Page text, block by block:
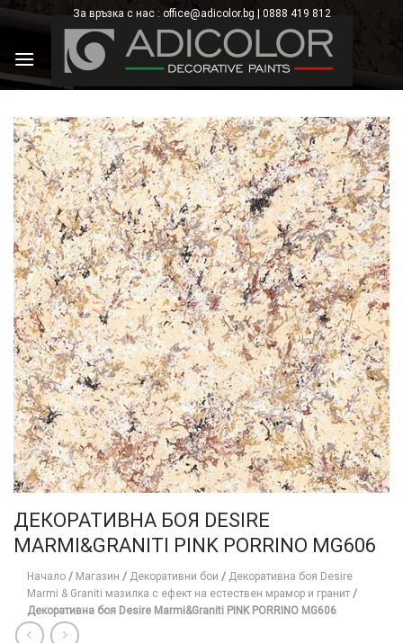
Skip
content
За връзка с нас : office@adicolor.bg | 0888 419 812
ДЕКОРАТИВНА БОЯ DESIRE
MARMI&GRANITI PINK PORRINO MG606
Начало / Магазин / Декоративни бои / Декоративна боя Desire
Marmi & Graniti мазилка с ефект на естествен мрамор и гранит /
Декоративна боя Desire Marmi&Graniti PINK PORRINO MG606
×